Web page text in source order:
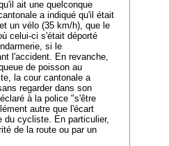
ait une quelconque
a indiqué qu'il était
un vélo (35 km/h), que le
celui-ci s'était déporté
si le
l'accident. En revanche,
de poisson au
la cour cantonale a
regarder dans son
à la police "s'être
autre que l'écart
du cycliste. En particulier,
de la route ou par un